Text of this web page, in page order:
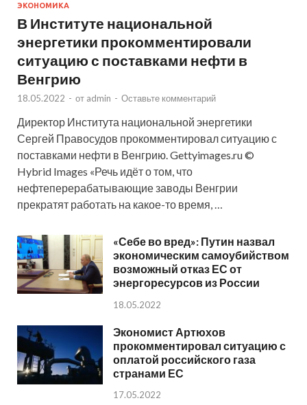
ЭКОНОМИКА
В Институте национальной
энергетики прокомментировали
ситуацию с поставками нефти в
Венгрию
18.05.2022 - от admin - Оставьте комментарий
Директор Института национальной энергетики
Сергей Правосудов прокомментировал ситуацию с
поставками нефти в Венгрию. Gettyimages.ru ©
Hybrid Images «Речь идёт о том, что
нефтеперерабатывающие заводы Венгрии
прекратят работать на какое-то время, …
«Себе во вред»: Путин назвал
экономическим самоубийством
возможный отказ ЕС от
энергоресурсов из России
18.05.2022
Экономист Артюхов
прокомментировал ситуацию с
оплатой российского газа
странами ЕС
17.05.2022